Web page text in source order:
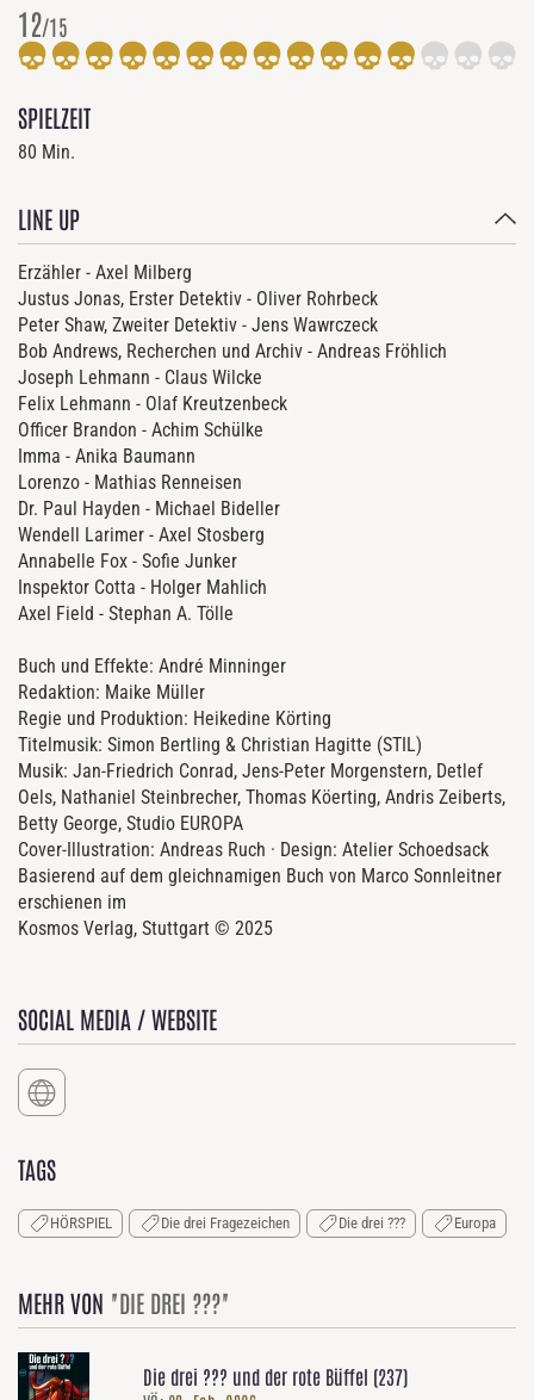
12/15
SPIELZEIT
80 Min.
LINE UP
Erzähler - Axel Milberg
Justus Jonas, Erster Detektiv - Oliver Rohrbeck
Peter Shaw, Zweiter Detektiv - Jens Wawrczeck
Bob Andrews, Recherchen und Archiv - Andreas Fröhlich
Joseph Lehmann - Claus Wilcke
Felix Lehmann - Olaf Kreutzenbeck
Officer Brandon - Achim Schülke
Imma - Anika Baumann
Lorenzo - Mathias Renneisen
Dr. Paul Hayden - Michael Bideller
Wendell Larimer - Axel Stosberg
Annabelle Fox - Sofie Junker
Inspektor Cotta - Holger Mahlich
Axel Field - Stephan A. Tölle
Buch und Effekte: André Minninger
Redaktion: Maike Müller
Regie und Produktion: Heikedine Körting
Titelmusik: Simon Bertling & Christian Hagitte (STIL)
Musik: Jan-Friedrich Conrad, Jens-Peter Morgenstern, Detlef
Oels, Nathaniel Steinbrecher, Thomas Köerting, Andris Zeiberts,
Betty George, Studio EUROPA
Cover-Illustration: Andreas Ruch · Design: Atelier Schoedsack
Basierend auf dem gleichnamigen Buch von Marco Sonnleitner
erschienen im
Kosmos Verlag, Stuttgart © 2025
SOCIAL MEDIA / WEBSITE
TAGS
HÖRSPIEL Die drei Fragezeichen Die drei ??? Europa
MEHR VON "DIE DREI ???"
Die drei ??? und der rote Büffel (237)